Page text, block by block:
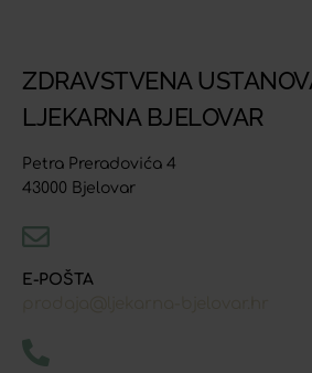
ZDRAVSTVENA
LJEKARNA BJELOVAR
Petra Preradovića 4
43000 Bjelovar
E-POŠTA